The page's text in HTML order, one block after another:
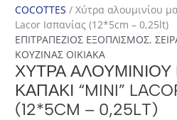
COCOTTES / Χύτρα αλουμινίου
Lacor Ισπανίας (12*5cm – 0,25lt)
ΕΠΙΤΡΑΠΕΖΙΟΣ ΕΞΟΠΛΙΣΜΟΣ,
ΚΟΥΖΙΝΑΣ ΟΙΚΙΑΚΑ
ΧΎΤΡΑ
ΚΑΠΆΚΙ “MINI”
(12*5CM – 0,25LT)